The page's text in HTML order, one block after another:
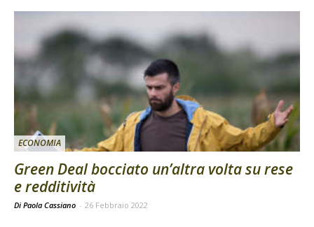
ECONOMIA
Green Deal bocciato un’altra volta su rese
e redditività
Di Paola Cassiano - 26 Febbraio 2022